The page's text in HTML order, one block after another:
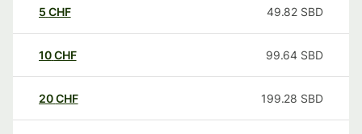
5 CHF 49.82 SBD
10CHF 99.64 SBD
20CHF 199.28 SBD